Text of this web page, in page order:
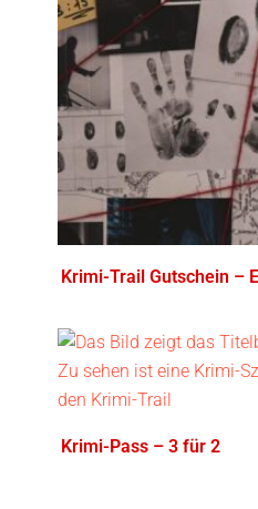
Krimi-Trail Gutschein –
Krimi-Pass – 3 für 2